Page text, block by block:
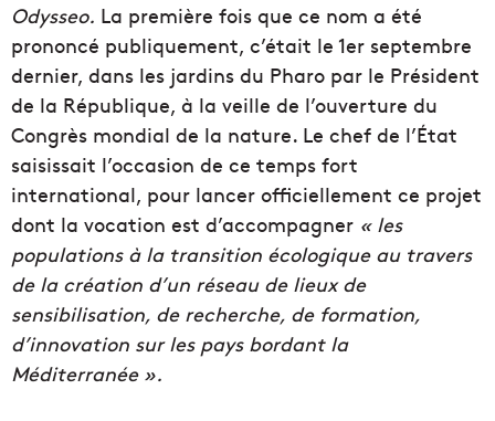
Odysseo. La première fois que ce nom a été
prononcé publiquement, c’était le 1er septembre
dernier, dans les jardins du Pharo par le Président
de la République, à la veille de l’ouverture du
Congrès mondial de la nature. Le chef de l’État
saisissait l’occasion de ce temps fort
international, pour lancer officiellement ce projet
dont la vocation est d’accompagner « les
populations à la transition écologique au travers
de la création d’un réseau de lieux de
sensibilisation, de recherche, de formation,
d’innovation sur les pays bordant la
Méditerranée ».